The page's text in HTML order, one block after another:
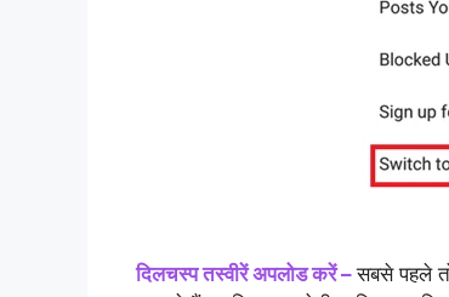
दिलचस्प तस्वीरें अपलोड करें –सबसे पहले